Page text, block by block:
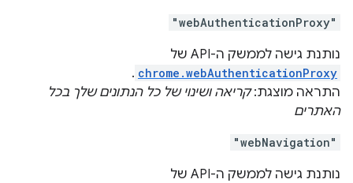
"webAuthenticationProxy"
נותנת גישה לממשק ה-API של
chrome.webAuthenticationProxy
.
התראה מוצגת:קריאה ושינוי של כל הנתונים שלך בכל
האתרים
"webNavigation"
נותנת גישה לממשק ה-API של